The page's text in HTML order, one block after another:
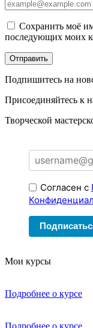
Сохранить моё
последующих моих
Подпишитесь на
Присоединяйтесь к
Творческой
Согласен с
Мои курсы
Подробнее о курсе